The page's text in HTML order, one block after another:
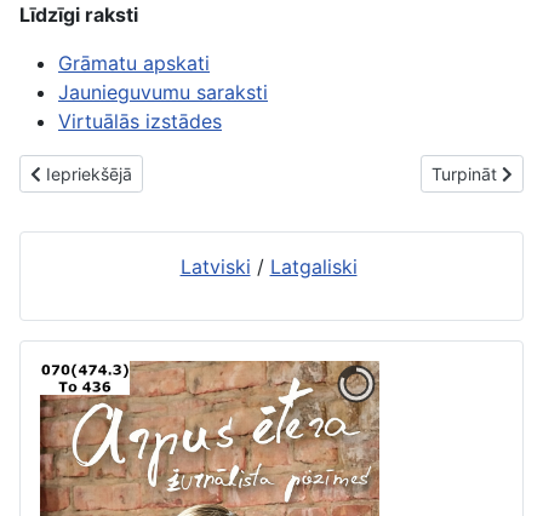
Līdzīgi raksti
Grāmatu apskati
Jaunieguvumu saraksti
Virtuālās izstādes
Iepriekšējais raksts: Jaunās grāmatas. 2. septembris
Iepriekšējā Nākamais
Turpināt
Latviski / Latgaliski